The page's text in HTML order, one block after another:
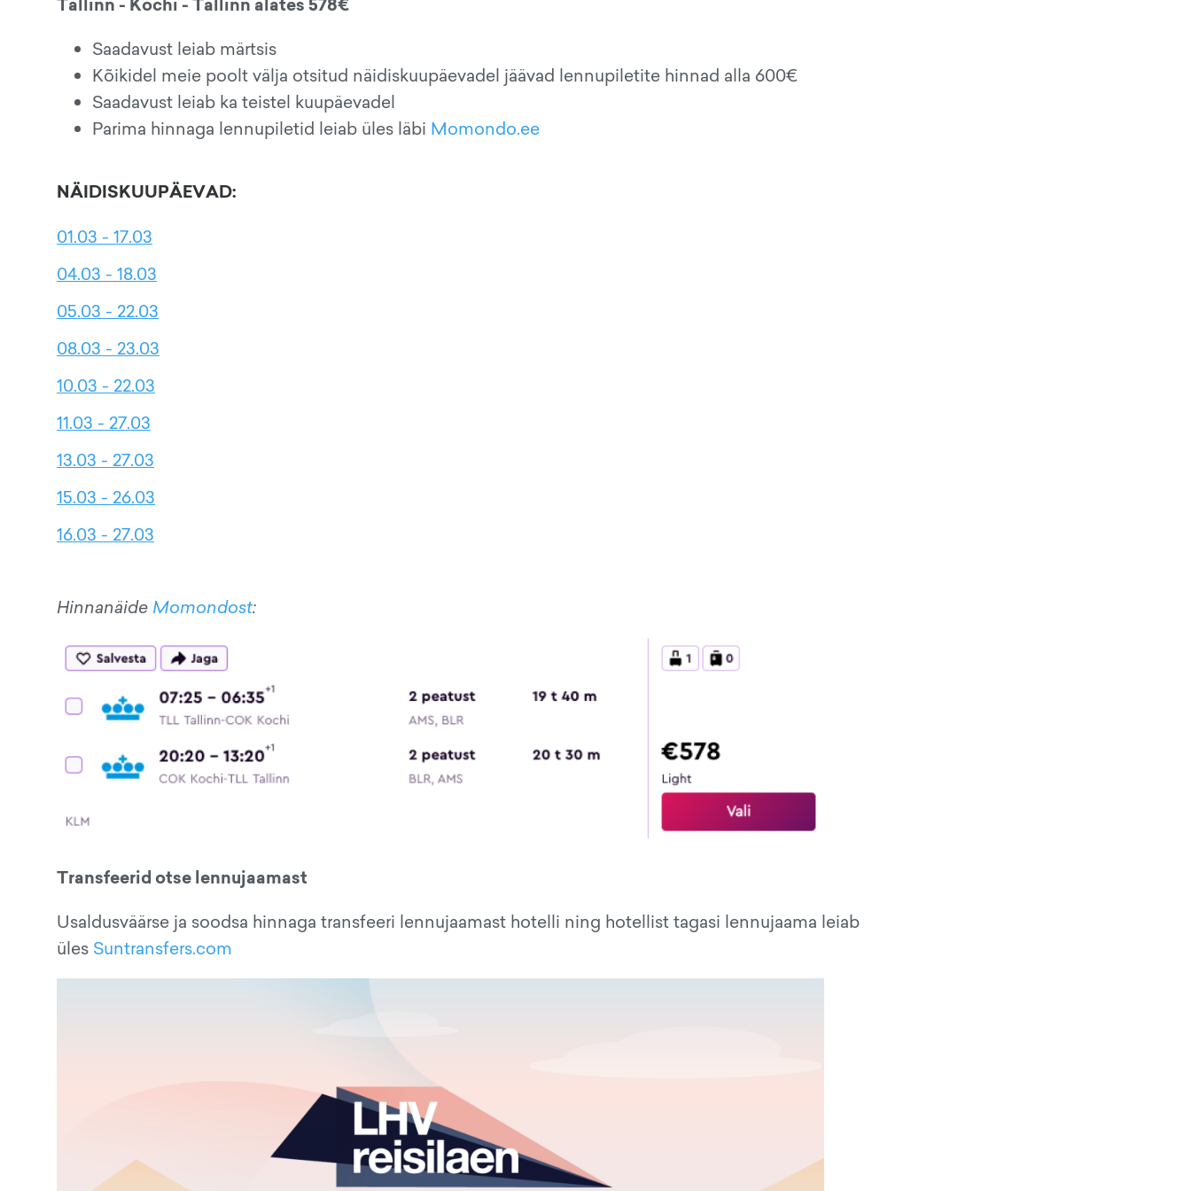
Saadavust leiab märtsis
Kõikidel meie poolt välja otsitud näidiskuupäevadel jäävad lennupiletite hinnad alla 600€
Saadavust leiab ka teistel kuupäevadel
Parima hinnaga lennupiletid leiab üles läbi Momondo.ee
NÄIDISKUUPÄEVAD:
01.03 - 17.03
04.03 - 18.03
05.03 - 22.03
08.03 - 23.03
10.03 - 22.03
11.03 - 27.03
13.03 - 27.03
15.03 - 26.03
16.03 - 27.03
Hinnanäide Momondost:
Transfeerid otse lennujaamast
Usaldusväärse ja soodsa hinnaga transfeeri lennujaamast hotelli ning hotellist tagasi lennujaama leiab
üles Suntransfers.com